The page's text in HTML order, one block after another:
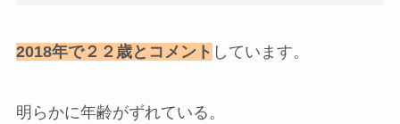
2018年で２２歳とコメント しています。
明らかに年齢がずれている。